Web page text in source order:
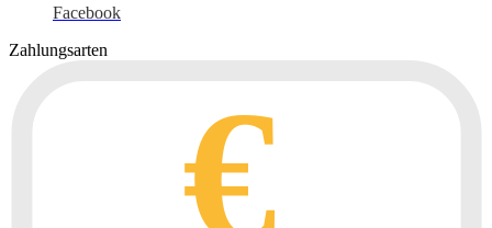
Facebook
Zahlungsarten